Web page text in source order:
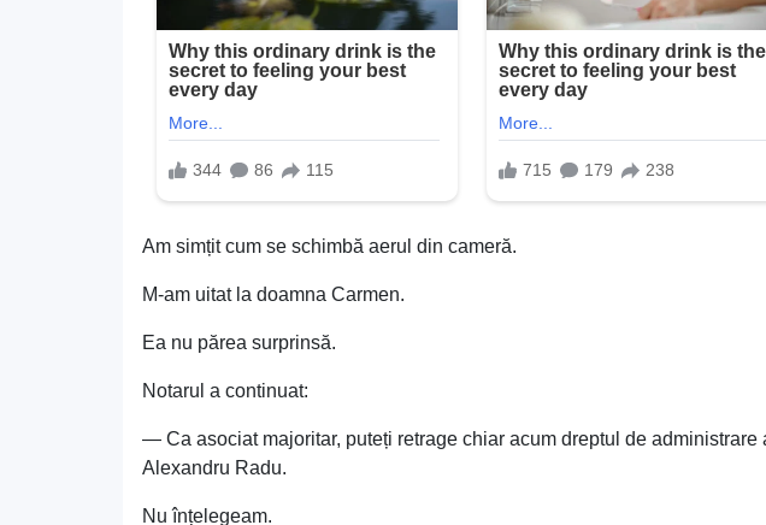
Am simțit cum se schimbă aerul din cameră.
M-am uitat la doamna Carmen.
Ea nu părea surprinsă.
Notarul a continuat:
— Ca asociat majoritar, puteți retrage chiar acum dreptul de administrare
Alexandru Radu.
Nu înțelegeam.